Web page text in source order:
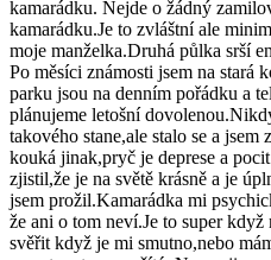
kamarádku. Nejde o žádný
kamarádku.Je to zvláštní ale
moje manželka.Druhá půlka srší
Po měsíci známosti jsem na stará
parku jsou na denním pořádku a
plánujeme letošní
takového stane,ale stalo se a
kouká jinak,pryč je deprese a
zjistil,že je na světě krásně a je
jsem prožil.Kamarádka mi
že ani o tom neví.Je to super
svěřit když je mi smutno,nebo